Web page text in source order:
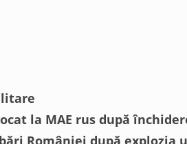
la MAE rus după
României după explozia